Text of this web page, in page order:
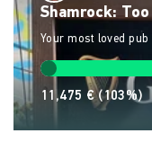
Shamrock:
Your most loved
11,475 €(103%)